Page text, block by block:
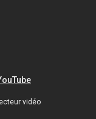
vidéo